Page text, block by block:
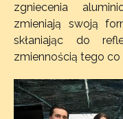
zgniecenia
zmieniają swoją
skłaniając do
zmiennością tego co